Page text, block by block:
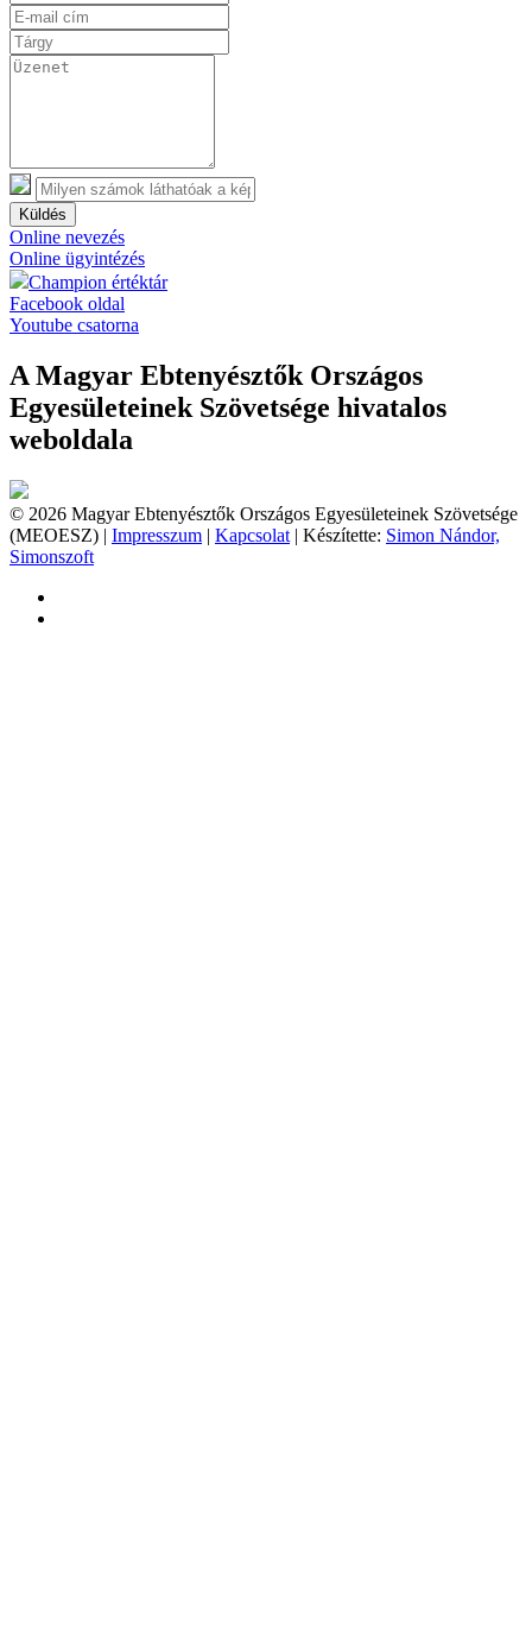
Küldés
Online nevezés
Online ügyintézés
Champion értéktár
Facebook oldal
Youtube csatorna
A Magyar Ebtenyésztők Országos
Egyesületeinek Szövetsége hivatalos
weboldala
© 2026 Magyar Ebtenyésztők Országos Egyesületeinek Szövetsége
(MEOESZ) | Impresszum | Kapcsolat | Készítette: Simon Nándor,
Simonszoft